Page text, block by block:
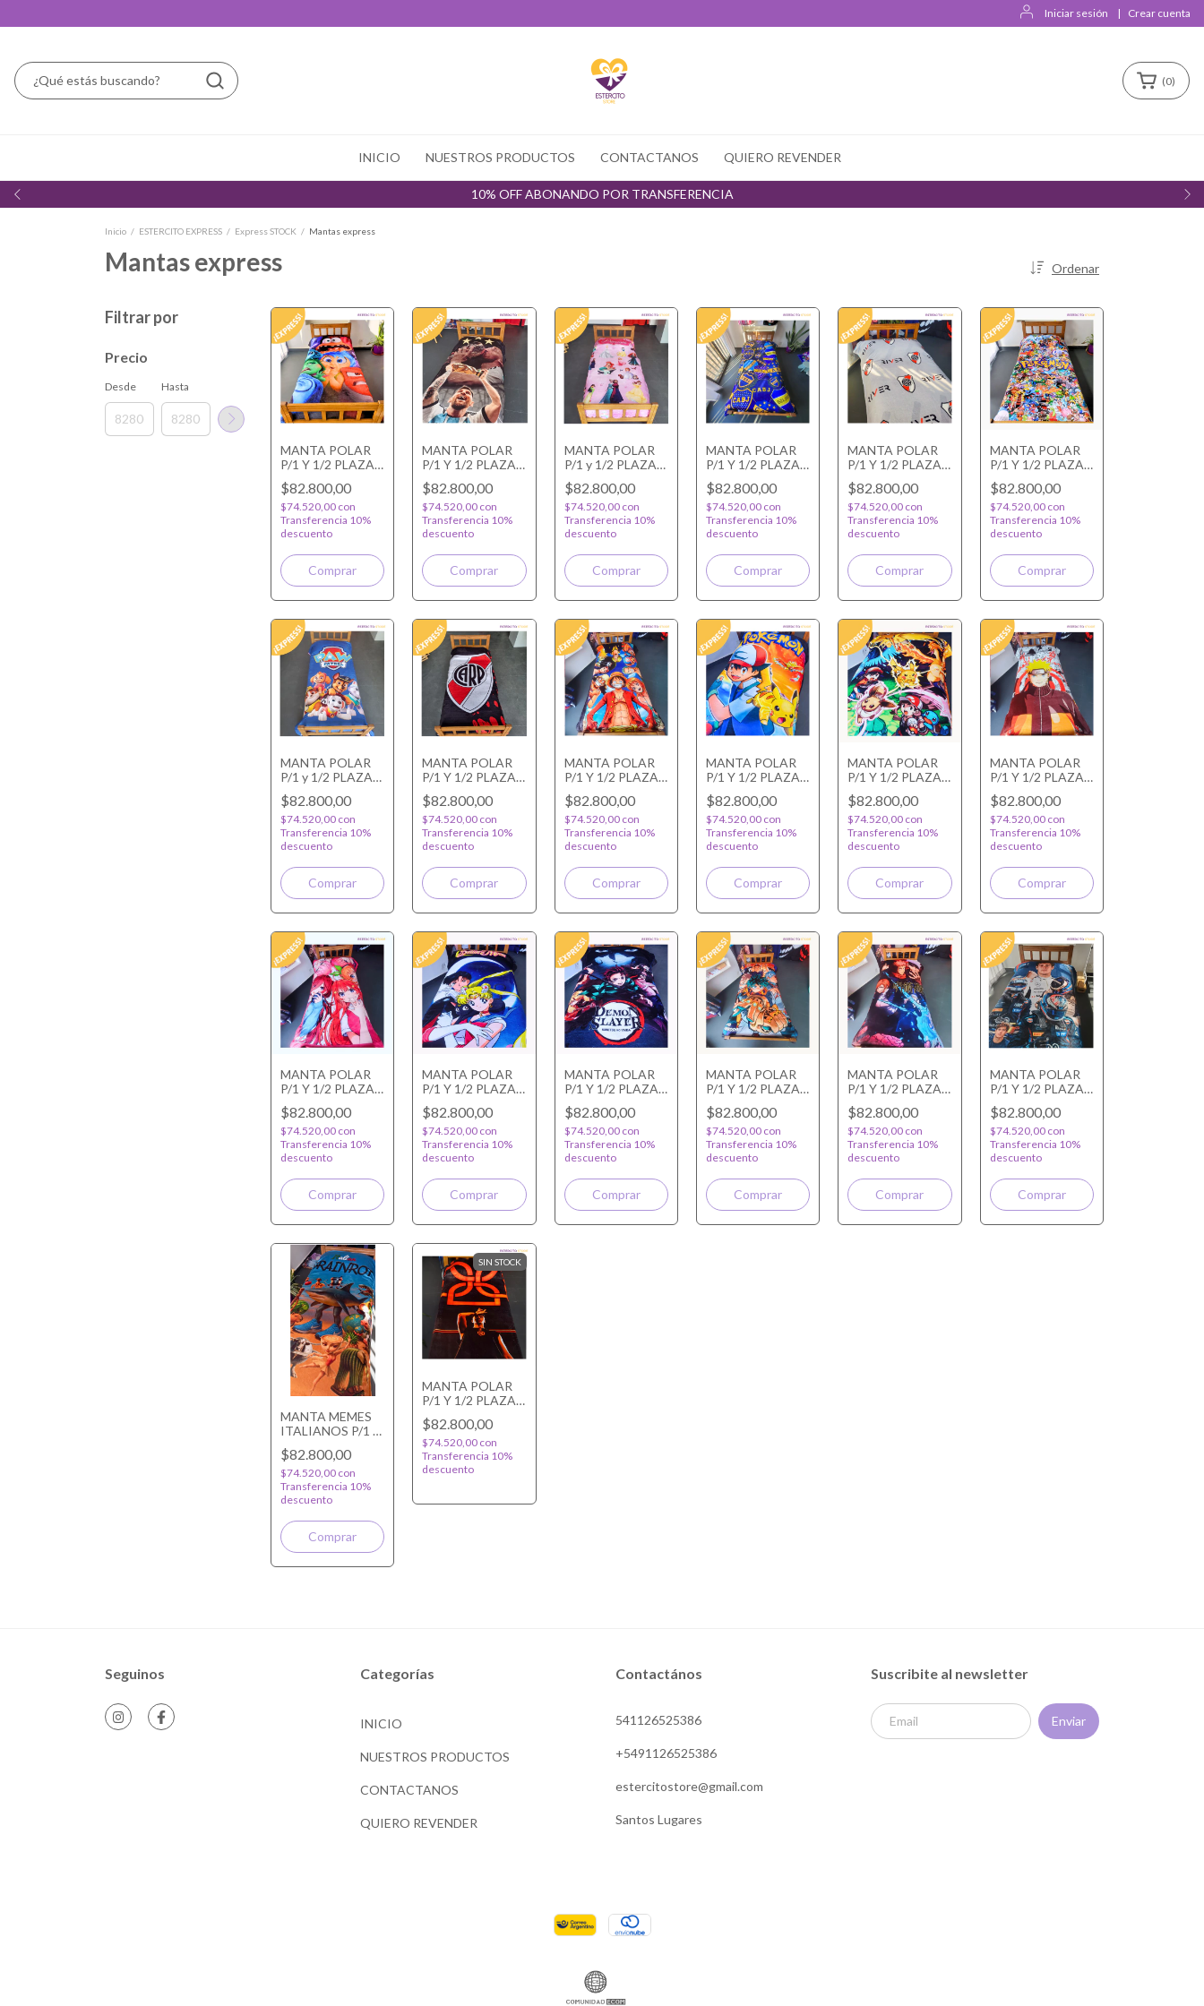
Iniciar sesión | Crear cuenta
10% OFF ABONANDO POR TRANSFERENCIA
(0)
INICIO NUESTROS PRODUCTOS CONTACTANOS QUIERO REVENDER
Inicio / ESTERCITO EXPRESS / Express STOCK / Mantas express
Mantas express Ordenar
Filtrar por
Precio
Desde Hasta
MANTA POLAR
P/1 Y 1/2 PLAZA
INTENSAMENTE
$82.800,00
$74.520,00 con
Transferencia 10%
descuento
MANTA POLAR
P/1 Y 1/2 PLAZA
MESSI CAMPEON
$82.800,00
$74.520,00 con
Transferencia 10%
descuento
MANTA POLAR
P/1 y 1/2 PLAZA
MUNDO
PRINCESAS
$82.800,00
$74.520,00 con
Transferencia 10%
descuento
MANTA POLAR
P/1 Y 1/2 PLAZA
ESCUDOS BOCA
$82.800,00
$74.520,00 con
Transferencia 10%
descuento
MANTA POLAR
P/1 Y 1/2 PLAZA
RIVER GRIS
$82.800,00
$74.520,00 con
Transferencia 10%
descuento
MANTA POLAR
P/1 Y 1/2 PLAZA
POKEMONES
$82.800,00
$74.520,00 con
Transferencia 10%
descuento
MANTA POLAR
P/1 y 1/2 PLAZA
PAW PATROL
$82.800,00
$74.520,00 con
Transferencia 10%
descuento
MANTA POLAR
P/1 Y 1/2 PLAZA
RIVER PLATE
$82.800,00
$74.520,00 con
Transferencia 10%
descuento
MANTA POLAR
P/1 Y 1/2 PLAZA
ONE PIECE
$82.800,00
$74.520,00 con
Transferencia 10%
descuento
MANTA POLAR
P/1 Y 1/2 PLAZA
POKEMON
$82.800,00
$74.520,00 con
Transferencia 10%
descuento
MANTA POLAR
P/1 Y 1/2 PLAZA
POKEMON LET'S
GO
$82.800,00
$74.520,00 con
Transferencia 10%
descuento
MANTA POLAR
P/1 Y 1/2 PLAZA
NARUTO
$82.800,00
$74.520,00 con
Transferencia 10%
descuento
MANTA POLAR
P/1 Y 1/2 PLAZA
LAS
QUINTILLIZAS
$82.800,00
$74.520,00 con
Transferencia 10%
descuento
MANTA POLAR
P/1 Y 1/2 PLAZA
SAILOR MOON
$82.800,00
$74.520,00 con
Transferencia 10%
descuento
MANTA POLAR
P/1 Y 1/2 PLAZA
DEMON SLAYER
$82.800,00
$74.520,00 con
Transferencia 10%
descuento
MANTA POLAR
P/1 Y 1/2 PLAZA
MY HERO
ACADEMIA
$82.800,00
$74.520,00 con
Transferencia 10%
descuento
MANTA POLAR
P/1 Y 1/2 PLAZA
JUJUTSU KAISEN
$82.800,00
$74.520,00 con
Transferencia 10%
descuento
MANTA POLAR
P/1 Y 1/2 PLAZA
COLAPINTO
$82.800,00
$74.520,00 con
Transferencia 10%
descuento
MANTA MEMES
ITALIANOS P/1 Y
1/2 PLAZA
$82.800,00
$74.520,00 con
Transferencia 10%
descuento
SIN STOCK
MANTA POLAR
P/1 Y 1/2 PLAZA
DUKI AMERI
$82.800,00
$74.520,00 con
Transferencia 10%
descuento
Seguinos Categorías
INICIO
NUESTROS PRODUCTOS
CONTACTANOS
QUIERO REVENDER
Contactános
541126525386
+5491126525386
estercitostore@gmail.com
Santos Lugares
Suscribite al newsletter